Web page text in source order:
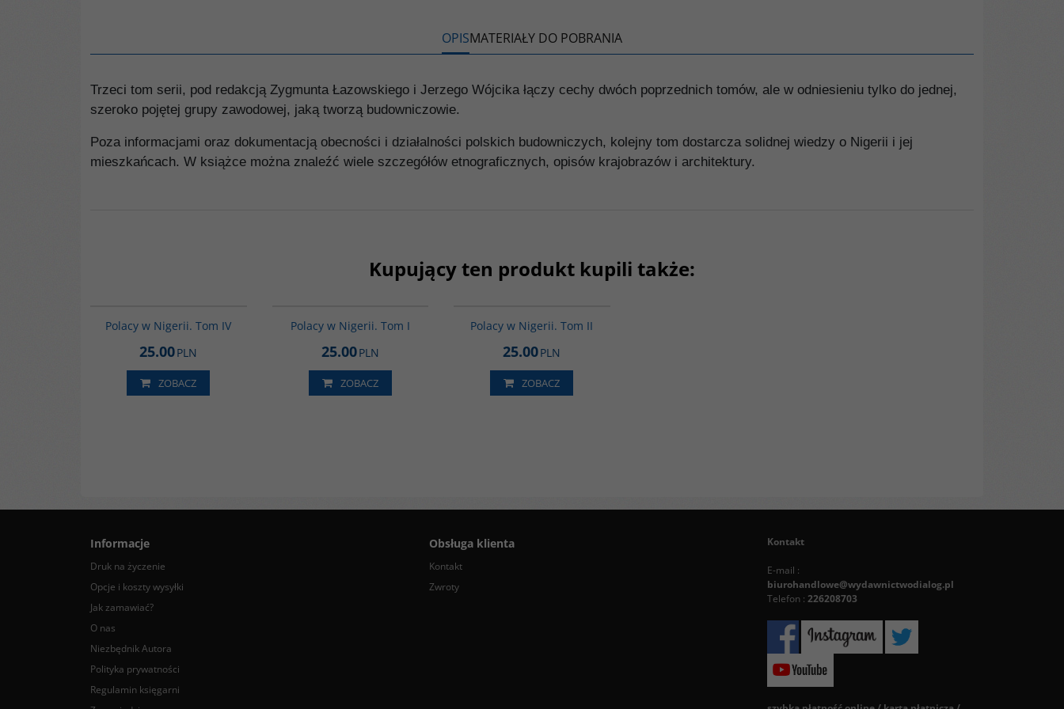
ę
OPISMATERIAŁY DO POBRANIA
Trzeci tom serii, pod redakcją Zygmunta Łazowskiego i Jerzego Wójcika łączy cechy dwóch poprzednich tomów, ale w odniesieniu tylko do jednej,
szeroko pojętej grupy zawodowej, jaką tworzą budowniczowie.
Poza informacjami oraz dokumentacją obecności i działalności polskich budowniczych, kolejny tom dostarcza solidnej wiedzy o Nigerii i jej
mieszkańcach. W książce można znaleźć wiele szczegółów etnograficznych, opisów krajobrazów i architektury.
Kupujący ten produkt kupili także:
Polacy w Nigerii. Tom IV
25.00PLN
ZOBACZ
Polacy w Nigerii. Tom I
25.00PLN
ZOBACZ
Polacy w Nigerii. Tom II
25.00PLN
ZOBACZ
Informacje
Druk na życzenie
Opcje i koszty wysyłki
Jak zamawiać?
O nas
Niezbędnik Autora
Polityka prywatności
Regulamin księgarni
Obsługa klienta
Kontakt
Zwroty
Kontakt
E-mail :
biurohandlowe@wydawnictwodialog.pl
Telefon : 226208703